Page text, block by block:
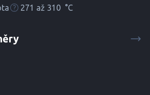
271 až 310 °C